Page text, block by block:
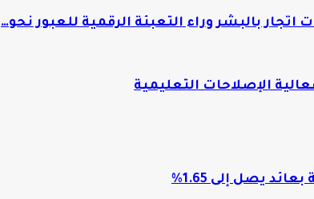
بالبشر وراء التعبئة الرقمية للعبور نحو…